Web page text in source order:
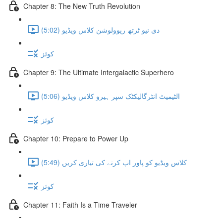
Chapter 8: The New Truth Revolution
دی نیو ٹرتھ ریوولوشن کلاس ویڈیو (5:02)
کوئز
Chapter 9: The Ultimate Intergalactic Superhero
الٹیمیٹ انٹرگالیکٹک سپر ہیرو کلاس ویڈیو (5:06)
کوئز
Chapter 10: Prepare to Power Up
کلاس ویڈیو کو پاور اپ کرنے کی تیاری کریں (5:49)
کوئز
Chapter 11: Faith Is a Time Traveler